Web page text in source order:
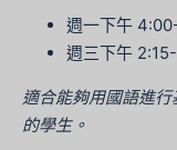
週一下午
週三下午
適合能夠用國語進
的學生。